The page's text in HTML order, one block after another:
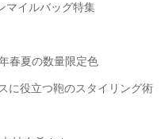
マイルバッグ特集
春夏の数量限定色
に役立つ鞄のスタイリング術